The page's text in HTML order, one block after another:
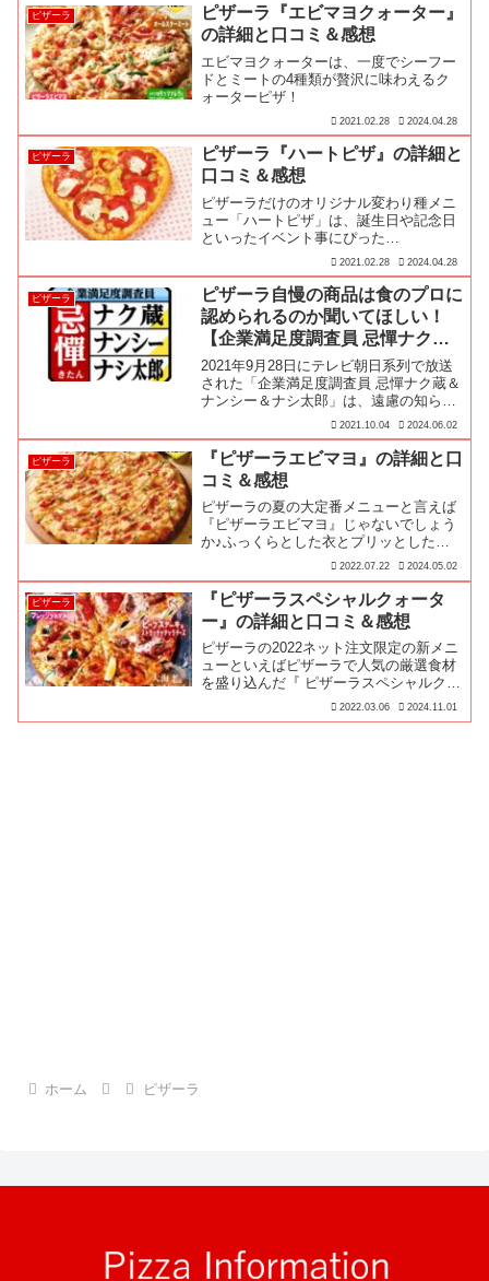
ピザーラ
ピザーラ『エビマヨクォーター』
の詳細と口コミ＆感想
エビマヨクォーターは、一度でシーフー
ドとミートの4種類が贅沢に味わえるク
ォーターピザ！
2021.02.28 2024.04.28
ピザーラ
ピザーラ『ハートピザ』の詳細と
口コミ＆感想
ピザーラだけのオリジナル変わり種メニ
ュー「ハートピザ」は、誕生日や記念日
といったイベント事にぴった…
2021.02.28 2024.04.28
ピザーラ
ピザーラ自慢の商品は食のプロに
認められるのか聞いてほしい！
【企業満足度調査員 忌憚ナク蔵
＆ナンシー＆ナシ太郎】
2021年9月28日にテレビ朝日系列で放送
された「企業満足度調査員 忌憚ナク蔵＆
ナンシー＆ナシ太郎」は、遠慮の知らな
い敏腕ビジネスマン＆ウーマンの『忌憚
ナク蔵＆ナンシー＆ナシ太郎』が企業か
らの依頼を受け、商品の満足度調査を行
い、顧客の”忌憚のない意見”と共に発表
していく忖度なしの満足度調査バラエテ
ィー番組です♪果たしてピザーラの商品
は食のプロたちにも認められるのか？
2021.10.04 2024.06.02
ピザーラ
『ピザーラエビマヨ』の詳細と口
コミ＆感想
ピザーラの夏の大定番メニューと言えば
『ピザーラエビマヨ』じゃないでしょう
か♪ふっくらとした衣とプリッとしたエ
ビの食感がクセになるエビフリッター
2022.07.22 2024.05.02
ピザーラ
『ピザーラスペシャルクォータ
ー』の詳細と口コミ＆感想
ピザーラの2022ネット注文限定の新メニ
ューといえばピザーラで人気の厳選食材
を盛り込んだ『 ピザーラスペシャルクォ
ーター』です♪『ピザーラスペシャルク
ォーター』は、フレッシュで上質な厳選
2022.03.06 2024.11.01
ホーム ピザーラ